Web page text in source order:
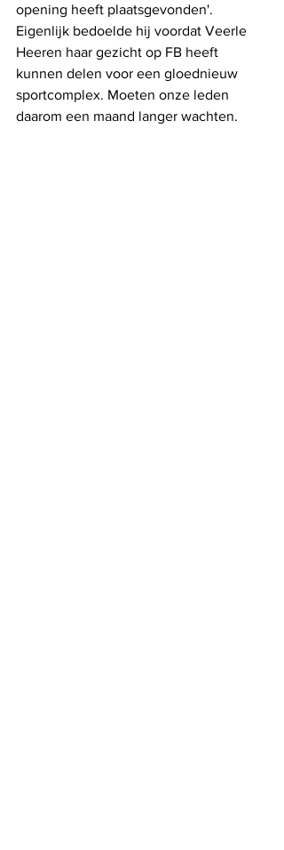
opening heeft plaatsgevonden'.
Eigenlijk bedoelde hij voordat Veerle
Heeren haar gezicht op FB heeft
kunnen delen voor een gloednieuw
sportcomplex. Moeten onze leden
daarom een maand langer wachten.